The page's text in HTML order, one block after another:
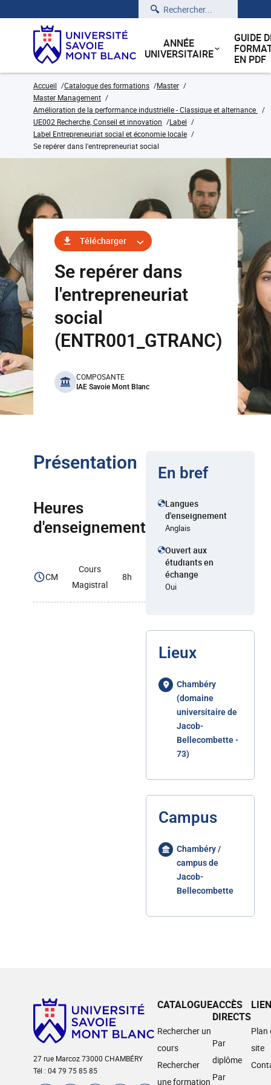
Rechercher
ANNÉE
UNIVERSITAIRE
GUIDE
EN PDF
Accueil Catalogue des formations
Master
Master Management
Amélioration de la performance industrielle - Classique et alternance
UE002 Recherche, Conseil et innovation
Label
Label Entrepreneuriat social et économie locale
Se repérer dans l'entrepreneuriat social
Télécharger
Se repérer dans
l'entrepreneuriat
social
(ENTR001_GTRANC)
benefits
COMPOSANTE
IAE Savoie Mont Blanc
Présentation
Heures
d'enseignement
CM
Cours
Magistral
8h
En bref
Langues
d'enseignement
Anglais
Ouvert aux
étudiants en
échange
Oui
Lieux
Chambéry
(domaine
universitaire de
Jacob-
Bellecombette -
73)
Campus
Chambéry /
campus de
Jacob-
Bellecombette
27 rue Marcoz 73000 CHAMBÉRY
Tél : 04 79 75 85 85
CATALOGUE
Rechercher un
cours
Rechercher
une formation
ACCÈS
DIRECTS
Par
diplôme
Par
Plan
site